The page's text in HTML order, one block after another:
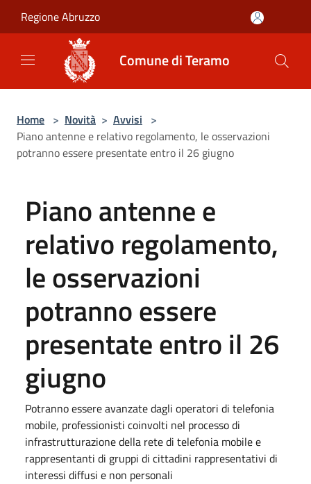
Regione Abruzzo
Comune di Teramo
Home > Novità > Avvisi >
Piano antenne e relativo regolamento, le osservazioni
potranno essere presentate entro il 26 giugno
Piano antenne e
relativo regolamento,
le osservazioni
potranno essere
presentate entro il 26
giugno
Potranno essere avanzate dagli operatori di telefonia
mobile, professionisti coinvolti nel processo di
infrastrutturazione della rete di telefonia mobile e
rappresentanti di gruppi di cittadini rappresentativi di
interessi diffusi e non personali